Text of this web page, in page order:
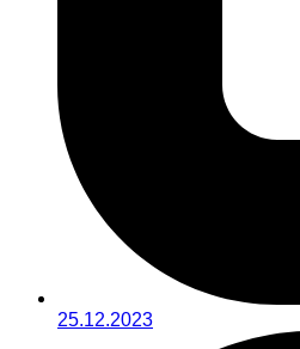
25.12.2023